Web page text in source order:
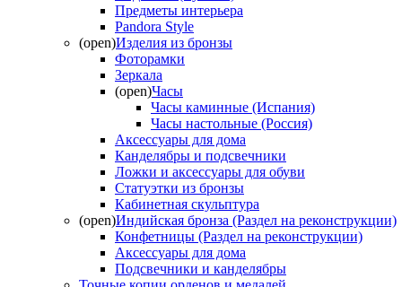
Предметы интерьера
Pandora Style
(open)Изделия из бронзы
Фоторамки
Зеркала
(open)Часы
Часы каминные (Испания)
Часы настольные (Россия)
Аксессуары для дома
Канделябры и подсвечники
Ложки и аксессуары для обуви
Статуэтки из бронзы
Кабинетная скульптура
(open)Индийская бронза (Раздел на реконструкции)
Конфетницы (Раздел на реконструкции)
Аксессуары для дома
Подсвечники и канделябры